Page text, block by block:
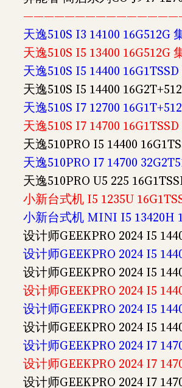
天逸510S I3 14100 16G512G
天逸510S I5 13400 16G512G
天逸510S I5 14400
天逸510S I5 14400
天逸510S I7 12700
天逸510S I7 14700
天逸510PRO I5 14400
天逸510PRO I7 14700
天逸510PRO U5 225
小新台式机 I5 1235U
小新台式机 MINI I5 13420H
设计师GEEKPRO 2024 I5
设计师GEEKPRO 2024 I5
设计师GEEKPRO 2024 I5
设计师GEEKPRO 2024 I5
设计师GEEKPRO 2024 I5
设计师GEEKPRO 2024 I5
设计师GEEKPRO 2024 I7
设计师GEEKPRO 2024 I7
设计师GEEKPRO 2024 I7